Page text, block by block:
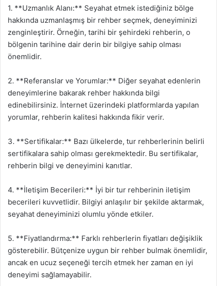
1. **Uzmanlık Alanı:** Seyahat etmek istediğiniz bölge
hakkında uzmanlaşmış bir rehber seçmek, deneyiminizi
zenginleştirir. Örneğin, tarihi bir şehirdeki rehberin, o
bölgenin tarihine dair derin bir bilgiye sahip olması
önemlidir.
2. **Referanslar ve Yorumlar:** Diğer seyahat edenlerin
deneyimlerine bakarak rehber hakkında bilgi
edinebilirsiniz. İnternet üzerindeki platformlarda yapılan
yorumlar, rehberin kalitesi hakkında fikir verir.
3. **Sertifikalar:** Bazı ülkelerde, tur rehberlerinin belirli
sertifikalara sahip olması gerekmektedir. Bu sertifikalar,
rehberin bilgi ve deneyimini kanıtlar.
4. **İletişim Becerileri:** İyi bir tur rehberinin iletişim
becerileri kuvvetlidir. Bilgiyi anlaşılır bir şekilde aktarmak,
seyahat deneyiminizi olumlu yönde etkiler.
5. **Fiyatlandırma:** Farklı rehberlerin fiyatları değişiklik
gösterebilir. Bütçenize uygun bir rehber bulmak önemlidir,
ancak en ucuz seçeneği tercih etmek her zaman en iyi
deneyimi sağlamayabilir.